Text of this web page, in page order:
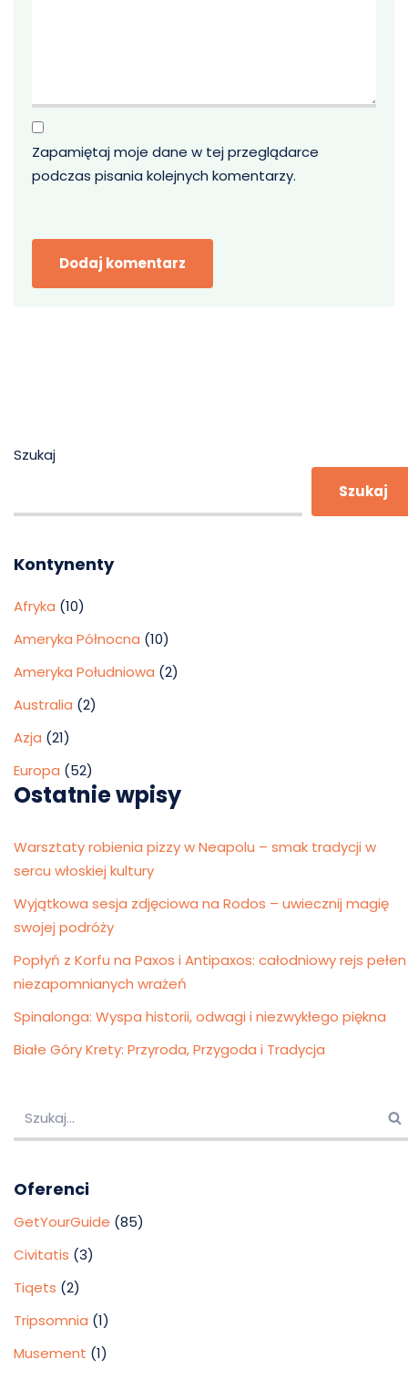
Zapamiętaj moje dane w tej przeglądarce
podczas pisania kolejnych komentarzy.
Szukaj
Szukaj
Kontynenty
Afryka (10)
Ameryka Północna (10)
Ameryka Południowa (2)
Australia (2)
Azja (21)
Europa (52)
Ostatnie wpisy
Warsztaty robienia pizzy w Neapolu – smak tradycji w
sercu włoskiej kultury
Wyjątkowa sesja zdjęciowa na Rodos – uwiecznij magię
swojej podróży
Popłyń z Korfu na Paxos i Antipaxos: całodniowy rejs pełen
niezapomnianych wrażeń
Spinalonga: Wyspa historii, odwagi i niezwykłego piękna
Białe Góry Krety: Przyroda, Przygoda i Tradycja
Oferenci
GetYourGuide (85)
Civitatis (3)
Tiqets (2)
Tripsomnia (1)
Musement (1)